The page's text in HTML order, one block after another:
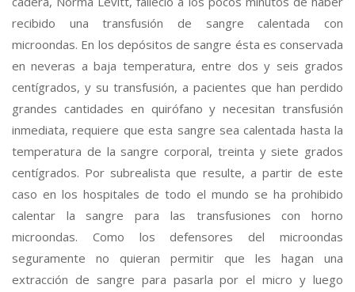
recibido una transfusión de sangre calentada con
microondas. En los depósitos de sangre ésta es conservada
en neveras a baja temperatura, entre dos y seis grados
centígrados, y su transfusión, a pacientes que han perdido
grandes cantidades en quirófano y necesitan transfusión
inmediata, requiere que esta sangre sea calentada hasta la
temperatura de la sangre corporal, treinta y siete grados
centígrados. Por subrealista que resulte, a partir de este
caso en los hospitales de todo el mundo se ha prohibido
calentar la sangre para las transfusiones con horno
microondas. Como los defensores del microondas
seguramente no quieran permitir que les hagan una
extracción de sangre para pasarla por el micro y luego